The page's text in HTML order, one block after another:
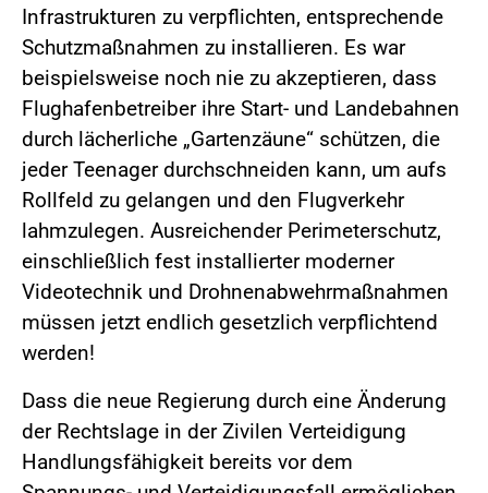
Infrastrukturen zu verpflichten, entsprechende
Schutzmaßnahmen zu installieren. Es war
beispielsweise noch nie zu akzeptieren, dass
Flughafenbetreiber ihre Start- und Landebahnen
durch lächerliche „Gartenzäune“ schützen, die
jeder Teenager durchschneiden kann, um aufs
Rollfeld zu gelangen und den Flugverkehr
lahmzulegen. Ausreichender Perimeterschutz,
einschließlich fest installierter moderner
Videotechnik und Drohnenabwehrmaßnahmen
müssen jetzt endlich gesetzlich verpflichtend
werden!
Dass die neue Regierung durch eine Änderung
der Rechtslage in der Zivilen Verteidigung
Handlungsfähigkeit bereits vor dem